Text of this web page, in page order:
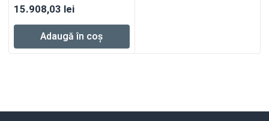
15.908,03 lei
Adaugă în coș